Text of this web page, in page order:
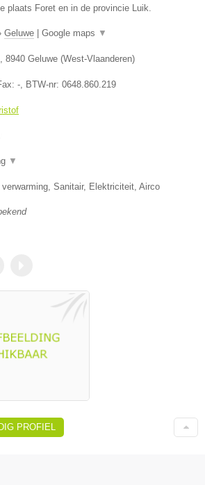
plaats Foret en in de provincie Luik.
Geluwe Google maps ▼
, 8940 Geluwe (West-Vlaanderen)
-, BTW-nr: 0648.860.219
▼
verwarming, Sanitair, Elektriciteit, Airco
PROFIEL